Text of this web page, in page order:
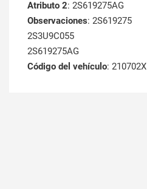
Atributo 2: 2S619275AG
Observaciones: 2S619275
2S3U9C055
2S619275AG
Código del vehículo: 210702X